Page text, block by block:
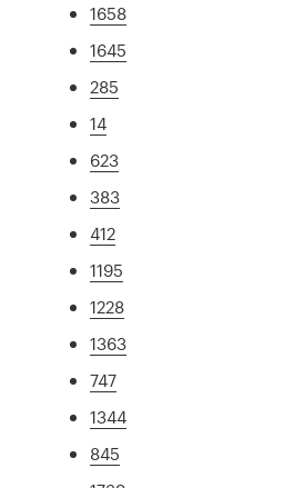
1658
1645
285
14
623
383
412
1195
1228
1363
747
1344
845